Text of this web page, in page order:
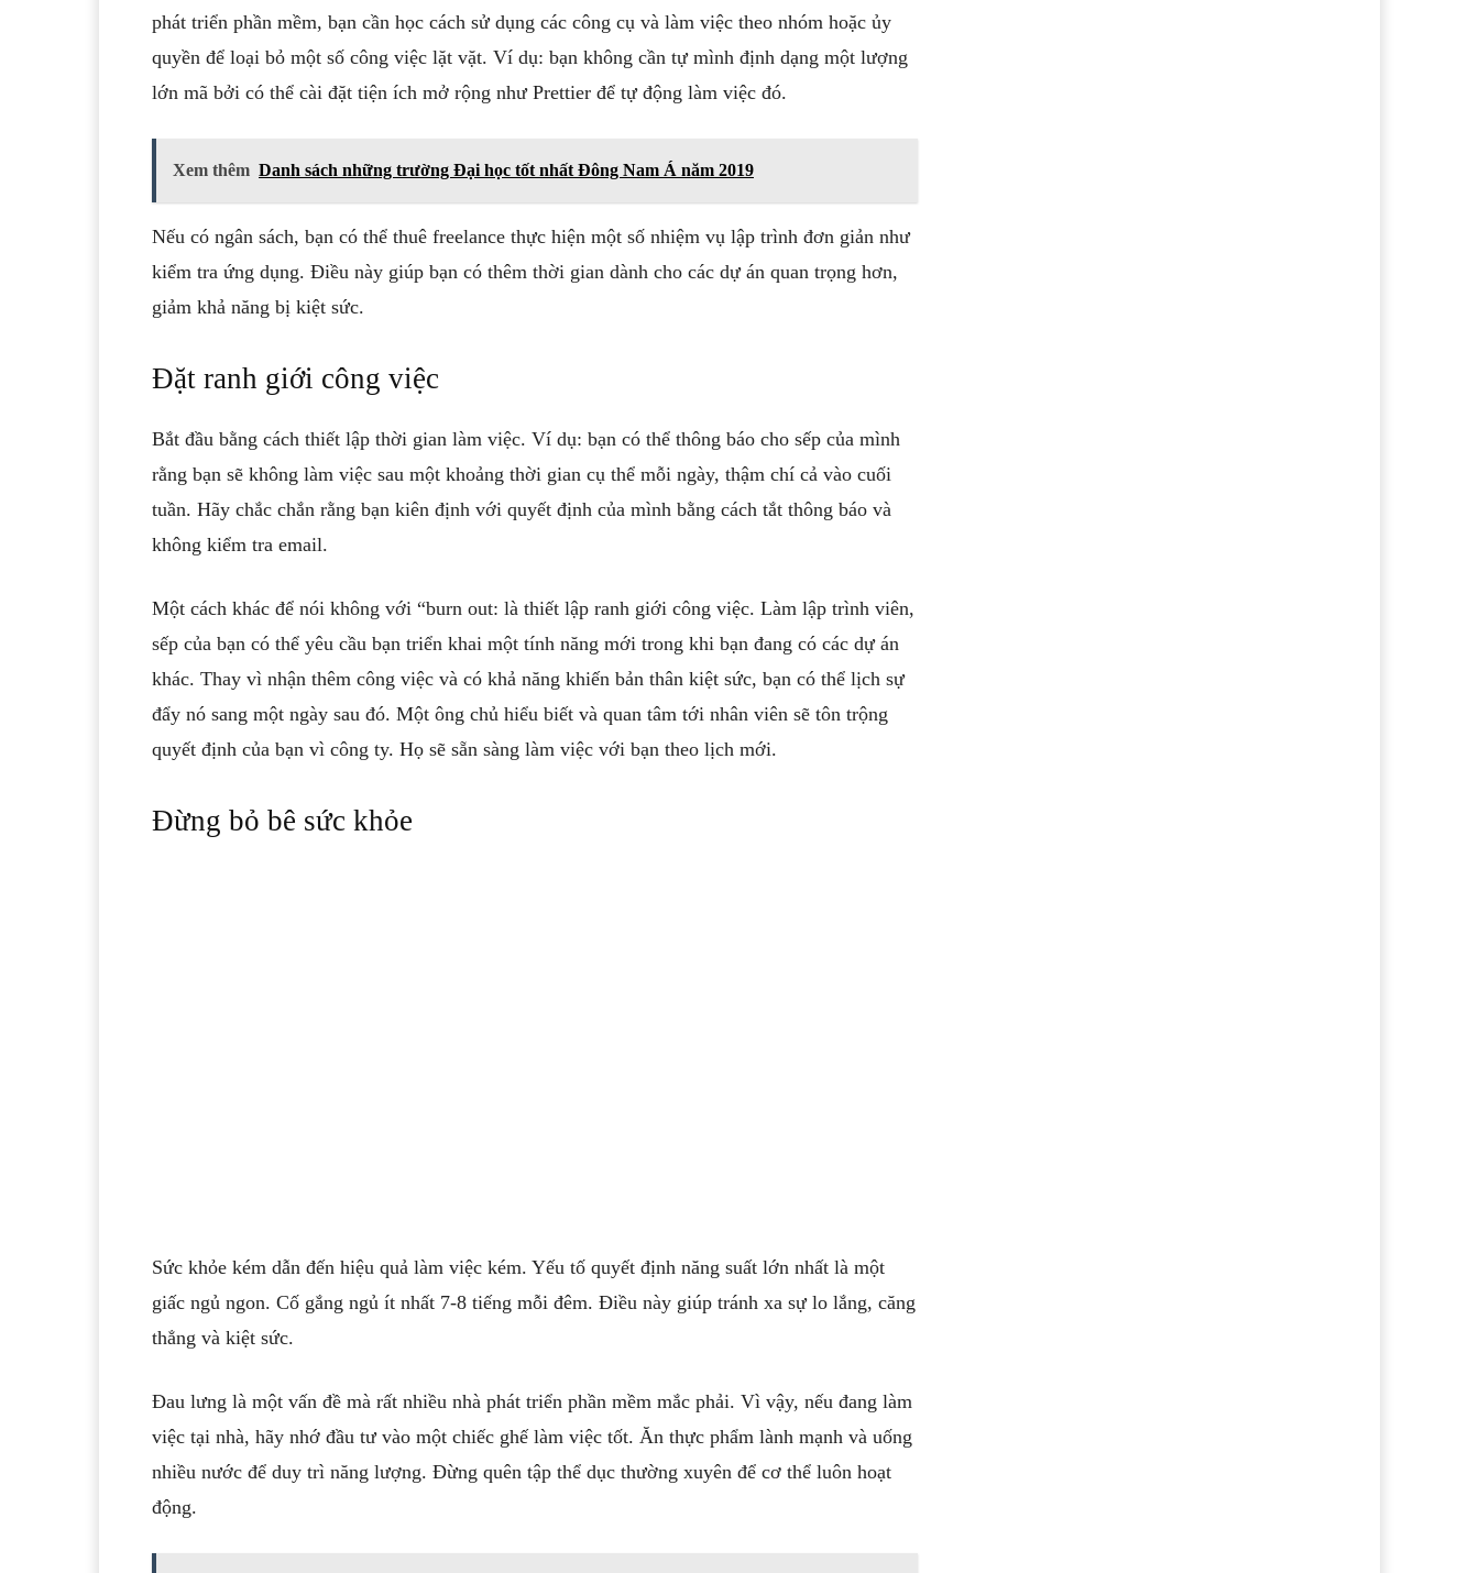
phát triển phần mềm, bạn cần học cách sử dụng các công cụ và làm việc theo nhóm hoặc ủy
quyền để loại bỏ một số công việc lặt vặt. Ví dụ: bạn không cần tự mình định dạng một lượng
lớn mã bởi có thể cài đặt tiện ích mở rộng như Prettier để tự động làm việc đó.
Xem thêm Danh sách những trường Đại học tốt nhất Đông Nam Á năm 2019
Nếu có ngân sách, bạn có thể thuê freelance thực hiện một số nhiệm vụ lập trình đơn giản như
kiểm tra ứng dụng. Điều này giúp bạn có thêm thời gian dành cho các dự án quan trọng hơn,
giảm khả năng bị kiệt sức.
Đặt ranh giới công việc
Bắt đầu bằng cách thiết lập thời gian làm việc. Ví dụ: bạn có thể thông báo cho sếp của mình
rằng bạn sẽ không làm việc sau một khoảng thời gian cụ thể mỗi ngày, thậm chí cả vào cuối
tuần. Hãy chắc chắn rằng bạn kiên định với quyết định của mình bằng cách tắt thông báo và
không kiểm tra email.
Một cách khác để nói không với “burn out: là thiết lập ranh giới công việc. Làm lập trình viên,
sếp của bạn có thể yêu cầu bạn triển khai một tính năng mới trong khi bạn đang có các dự án
khác. Thay vì nhận thêm công việc và có khả năng khiến bản thân kiệt sức, bạn có thể lịch sự
đẩy nó sang một ngày sau đó. Một ông chủ hiểu biết và quan tâm tới nhân viên sẽ tôn trộng
quyết định của bạn vì công ty. Họ sẽ sẵn sàng làm việc với bạn theo lịch mới.
Đừng bỏ bê sức khỏe
Sức khỏe kém dẫn đến hiệu quả làm việc kém. Yếu tố quyết định năng suất lớn nhất là một
giấc ngủ ngon. Cố gắng ngủ ít nhất 7-8 tiếng mỗi đêm. Điều này giúp tránh xa sự lo lắng, căng
thẳng và kiệt sức.
Đau lưng là một vấn đề mà rất nhiều nhà phát triển phần mềm mắc phải. Vì vậy, nếu đang làm
việc tại nhà, hãy nhớ đầu tư vào một chiếc ghế làm việc tốt. Ăn thực phẩm lành mạnh và uống
nhiều nước để duy trì năng lượng. Đừng quên tập thể dục thường xuyên để cơ thể luôn hoạt
động.